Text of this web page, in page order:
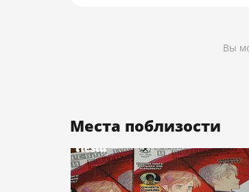
Вы
Места поблизости